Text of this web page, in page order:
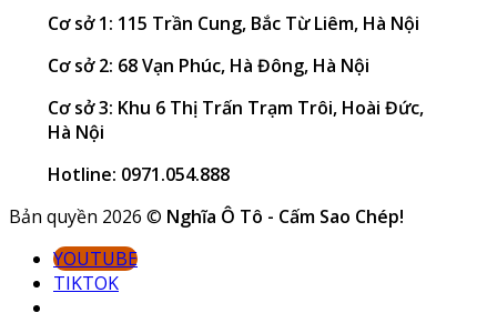
Cơ sở 1: 115 Trần Cung, Bắc Từ Liêm, Hà Nội
Cơ sở 2: 68 Vạn Phúc, Hà Đông, Hà Nội
Cơ sở 3: Khu 6 Thị Trấn Trạm Trôi, Hoài Đức,
Hà Nội
Hotline: 0971.054.888
Bản quyền 2026 © Nghĩa Ô Tô - Cấm Sao Chép!
YOUTUBE
TIKTOK